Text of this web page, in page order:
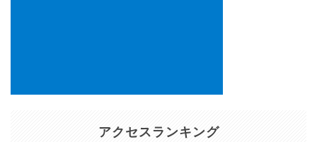
アクセスランキング